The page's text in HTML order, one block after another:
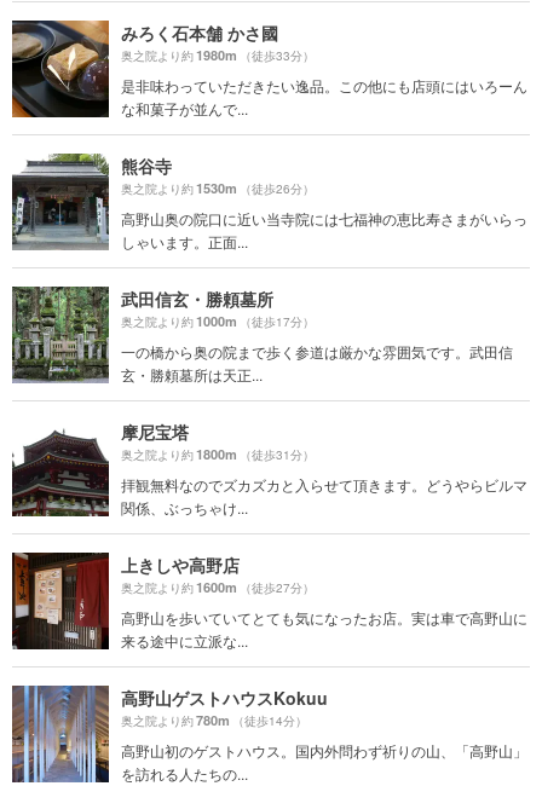
みろく石本舗 かさ國
奥之院より約1980m （徒歩33分）
是非味わっていただきたい逸品。この他にも店頭にはいろーん
な和菓子が並んで...
熊谷寺
奥之院より約1530m （徒歩26分）
高野山奥の院口に近い当寺院には七福神の恵比寿さまがいらっ
しゃいます。正面...
武田信玄・勝頼墓所
奥之院より約1000m （徒歩17分）
一の橋から奥の院まで歩く参道は厳かな雰囲気です。武田信
玄・勝頼墓所は天正...
摩尼宝塔
奥之院より約1800m （徒歩31分）
拝観無料なのでズカズカと入らせて頂きます。どうやらビルマ
関係、ぶっちゃけ...
上きしや高野店
奥之院より約1600m （徒歩27分）
高野山を歩いていてとても気になったお店。実は車で高野山に
来る途中に立派な...
高野山ゲストハウスKokuu
奥之院より約780m （徒歩14分）
高野山初のゲストハウス。国内外問わず祈りの山、「高野山」
を訪れる人たちの...